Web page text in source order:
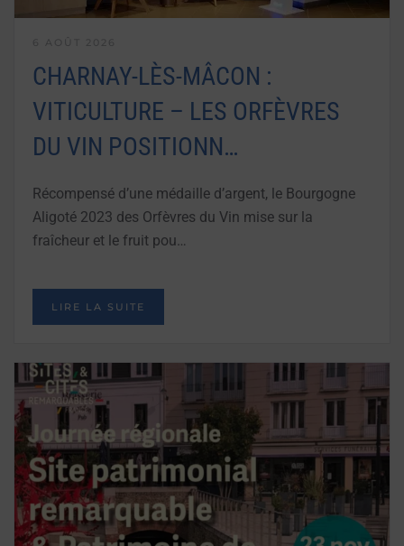
CHARNAY-LÈS-MÂCON :
VITICULTURE – LES ORFÈVRES
DU VIN POSITIONN…
Récompensé d’une médaille d’argent, le Bourgogne
Aligoté 2023 des Orfèvres du Vin mise sur la
fraîcheur et le fruit pou…
LIRE LA SUITE